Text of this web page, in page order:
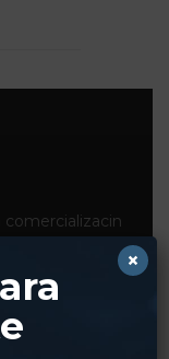
comercializacin
de acero al
desde
×